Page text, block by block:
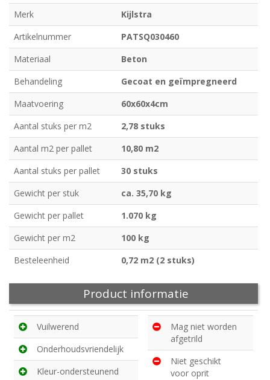
Merk
Kijlstra
Artikelnummer
PATSQ030460
Materiaal
Beton
Behandeling
Gecoat en geïmpregneerd
Maatvoering
60x60x4cm
Aantal stuks per m2
2,78 stuks
Aantal m2 per pallet
10,80 m2
Aantal stuks per pallet
30 stuks
Gewicht per stuk
ca. 35,70 kg
Gewicht per pallet
1.070 kg
Gewicht per m2
100 kg
Besteleenheid
0,72 m2 (2 stuks)
Product informatie
Vuilwerend
Onderhoudsvriendelijk
Kleur-ondersteunend
Mag niet worden
afgetrild
Niet geschikt
voor oprit